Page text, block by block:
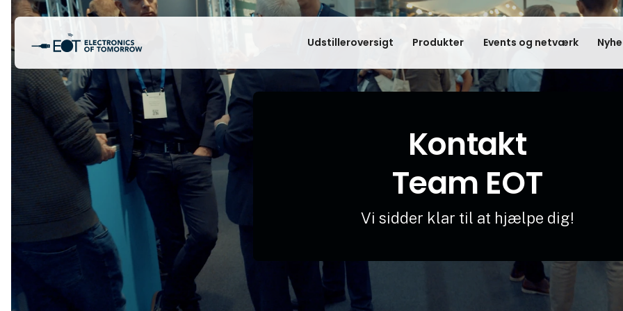
Udstilleroversigt Produkter Events og netværk
Kontakt
Team EOT
Vi sidder klar til at hjælpe dig!